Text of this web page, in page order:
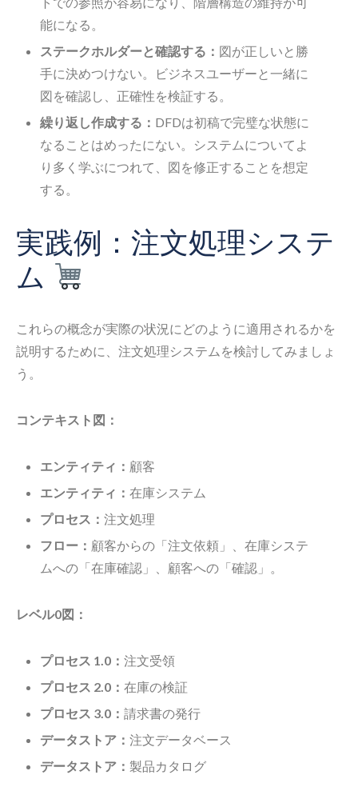
能になる。
ステークホルダーと確認する： 図が正しいと勝
手に決めつけない。ビジネスユーザーと一緒に
図を確認し、正確性を検証する。
繰り返し作成する： DFDは初稿で完璧な状態に
なることはめったにない。システムについてよ
り多く学ぶにつれて、図を修正することを想定
する。
実践例：注文処理システ
ム
これらの概念が実際の状況にどのように適用されるかを
説明するために、注文処理システムを検討してみましょ
う。
コンテキスト図：
エンティティ： 顧客
エンティティ： 在庫システム
プロセス： 注文処理
フロー： 顧客からの「注文依頼」、在庫システ
ムへの「在庫確認」、顧客への「確認」。
レベル0図：
プロセス 1.0： 注文受領
プロセス 2.0： 在庫の検証
プロセス 3.0： 請求書の発行
データストア： 注文データベース
データストア： 製品カタログ